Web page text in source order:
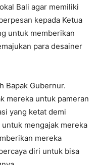
Bali agar memiliki
kepada Ketua
untuk memberikan
para desainer
Bapak Gubernur.
mereka untuk pameran
yang ketat demi
mengajak mereka
mereka
diri untuk bisa